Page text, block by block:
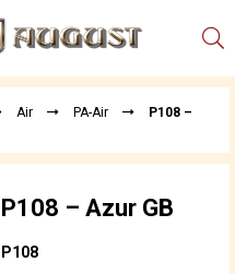
Air PA-Air
P108 –
P108 – Azur GB
P108